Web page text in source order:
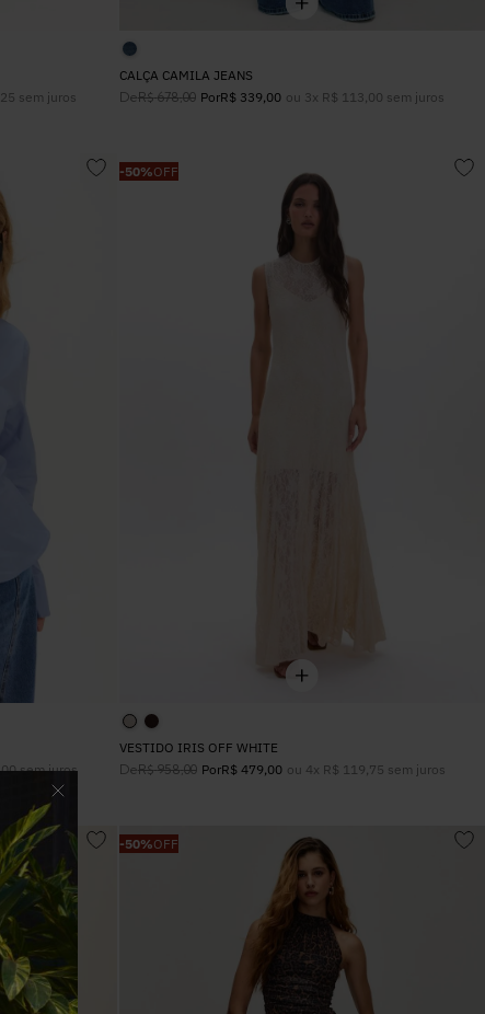
25 sem juros
CALÇA CAMILA JEANS
DeR$ 678,00 PorR$ 339,00 ou 3x R$ 113 00 sem juros
00sem juros
-50%OFF
VESTIDO IRIS OFF WHITE
DeR$ 958,00 PorR$ 479,00 ou 4x R$ 119 75 sem juros
-50%OFF